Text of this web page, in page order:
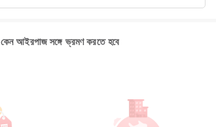
কেন আইরপাজ সঙ্গে ভ্রমণ করতে হবে